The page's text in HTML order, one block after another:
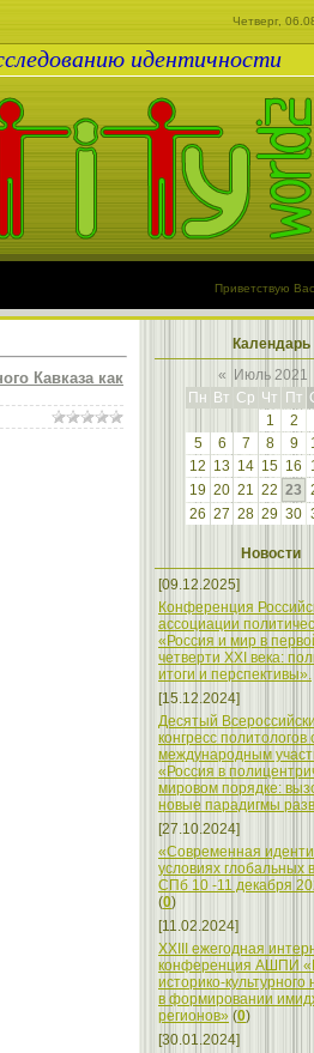
Четверг,
идентичности
Приветствую Вас
Кавказа как
Календарь
«
Июль 2021
Пн Вт Ср Чт Пт
1
2
5
6 7 8 9
12 13 14 15 16
19 20 21 22 23
26 27 28 29 30
Новости
[09.12.2025]
Конференция
ассоциации
«Россия и мир в
четверти XXI века:
итоги и перспективы».
[15.12.2024]
Десятый
конгресс политологов
международным
«Россия в
мировом порядке:
новые парадигмы
[27.10.2024]
«Современная
условиях глобальных
СПб 10 -11 декабря
(0)
[11.02.2024]
XXIII ежегодная
конференция АШПИ
историко-культурного
в формировании
регионов» (0)
[30.01.2024]